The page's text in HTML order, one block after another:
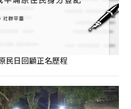
民日回顧正名歷程